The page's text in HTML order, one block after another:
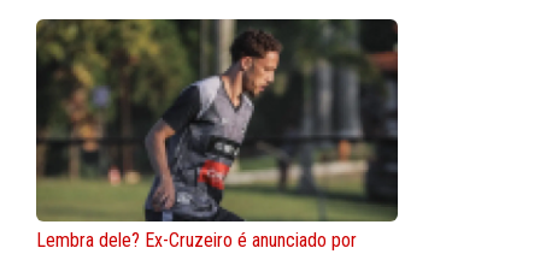
Lembra dele? Ex-Cruzeiro é anunciado por